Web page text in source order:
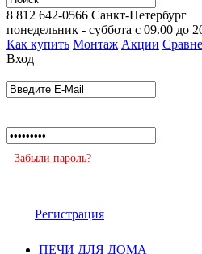
8 812 642-0566 Санкт-Петербург
понедельник - суббота с 09.00 до
Как купить Монтаж Акции
Вход
Забыли пароль?
Регистрация
ПЕЧИ ДЛЯ ДОМА